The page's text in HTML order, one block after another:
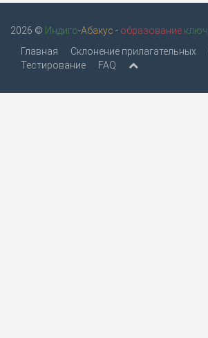
2026 © Индиго-Абакус - образование ключ
Главная
Склонение прилагательных
Тестирование
FAQ